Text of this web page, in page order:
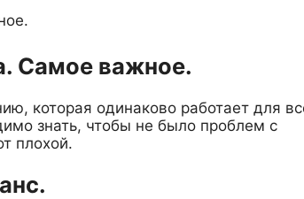
Самое важное.
которая одинаково работает для
знать, чтобы не было проблем с
плохой.